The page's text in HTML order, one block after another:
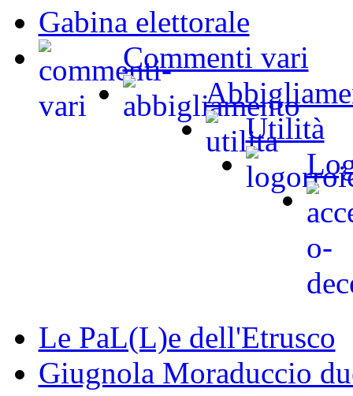
Gabina elettorale
Commenti vari
Utilità
Le PaL(L)e dell'Etrusco
Giugnola Moraduccio